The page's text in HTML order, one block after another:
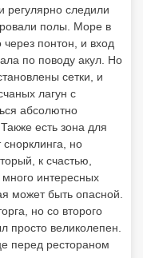
регулярно следили
полы. Море в
через понтон, и вход
по поводу акул. Но
сетки, и
лагун с
абсолютно
есть зона для
но
к счастью,
интересных
может быть опасной.
но со второго
просто великолепен.
перед рестораном